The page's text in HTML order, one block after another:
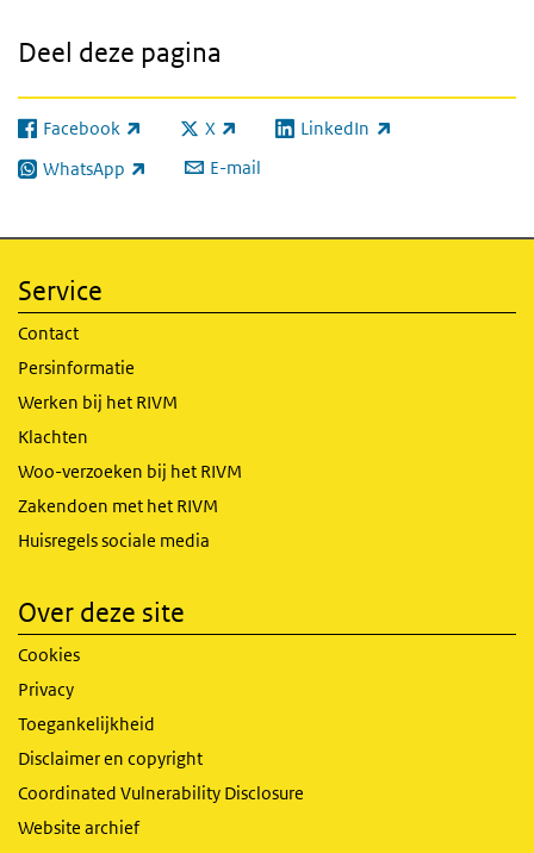
Deel deze pagina
Facebook
(externe link) X
(externe link) LinkedIn
(externe link)
WhatsApp
(externe link) E-mail
Service
Contact
Persinformatie
Werken bij het RIVM
Klachten
Woo-verzoeken bij het RIVM
Zakendoen met het RIVM
Huisregels sociale media
Over deze site
Cookies
Privacy
Toegankelijkheid
Disclaimer en copyright
Coordinated Vulnerability Disclosure
Website archief